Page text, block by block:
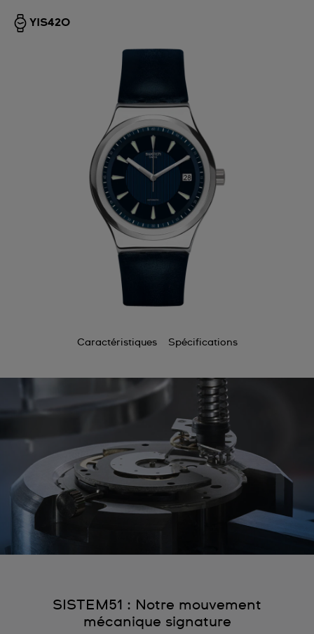
YIS420
Caractéristiques Spécifications
SISTEM51 : Notre mouvement
mécanique signature